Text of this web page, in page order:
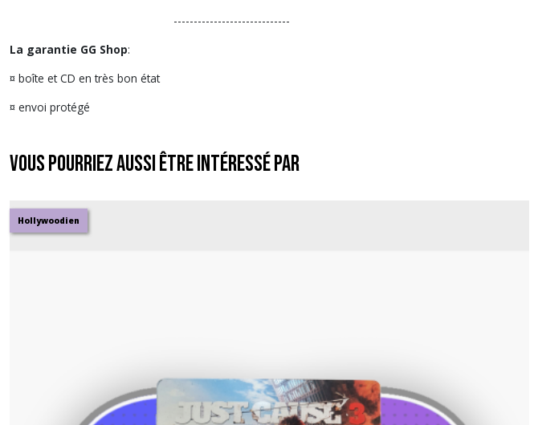
-----------------------------
La garantie GG Shop:
¤ boîte et CD en très bon état
¤ envoi protégé
Vous pourriez aussi être intéressé par
Hollywoodien